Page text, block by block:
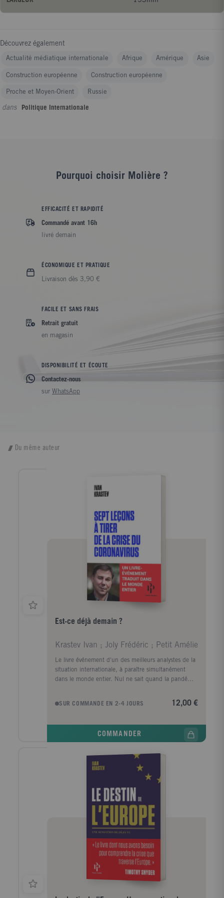
la marée montante si menaçante de l'"anarchie" illibérale et
Découvrez également
Actualité médiatique internationale Afrique Amérique Asie
Construction européenne Construction européenne
Proche et Moyen-Orient Russie
dans Politique Internationale
Pourquoi choisir Molière ?
EFFICACITÉ ET RAPIDITÉ
Commandé avant 16h
livré demain
ÉCONOMIQUE ET PRATIQUE
Livraison dès 3,90 €
FACILE ET SANS FRAIS
Retrait gratuit
en magasin
DISPONIBILITÉ ET ÉCOUTE
Contactez-nous
sur WhatsApp
Du même auteur
Est-ce déjà demain ?
Krastev Ivan ; Joly Frédéric ; Petit Amélie
Le livre événement d'un des meilleurs analystes de la
situation internationale, à paraître simultanément
dans le monde entier. Nul ne sait quand la pandémie
comment. Nous ne pouvons que spéculer sur son
impact politique et économique à long terme. Mais
exercent sur les sociétés rendent visibles des
n'apparaîtraient pas aussi clairement. La pandémie
que nous vivons aujourd'hui, qui est l'expérience
naturelle la plus in- croyable à laquelle nous ayons
assisté dans notre vie, a fait du monde un laboratoire
social géant. Il est trop tôt, bien su^r, pour tirer des
conclusions définitives quant à l'impact durable de
cette crise mondiale. Mais ce pe- tit livre en tire sept
premières lec ? ons. Chacune fait l'objet d'un
chapitre, qui décrit comment elles s'articulent avec le
contexte politique, social et économique plus général.
Ivan Krastev, l'un des meilleurs analystes actuels de la
vie internationale, explore quelques pistes pour
anticiper les conséquences politiques, économiques
et sociales, de la pan- démie - conséquences à coup
SUR COMMANDE EN 2-4 JOURS 12,00 €
COMMANDER